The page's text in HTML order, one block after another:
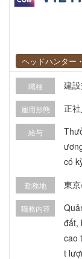
ヘッドハンター
職種 建
雇用形態 正社
給与
ương) Nghỉ: 122 ngày/năm (nghỉ
có kỳ nghỉ
u
lấy chứng chỉ
年
利
当
勤務地 東
職務内容
đất,
cao
t